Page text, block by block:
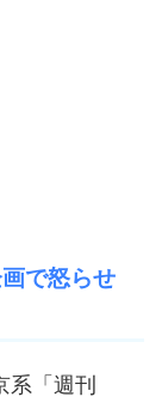
で怒らせ
系「週刊